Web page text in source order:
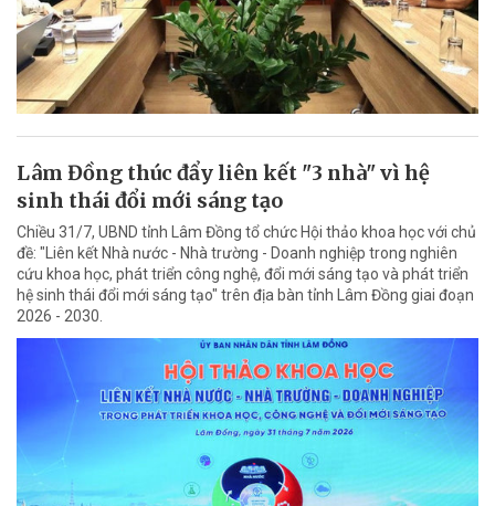
Lâm Đồng thúc đẩy liên kết "3 nhà" vì hệ
sinh thái đổi mới sáng tạo
Chiều 31/7, UBND tỉnh Lâm Đồng tổ chức Hội thảo khoa học với chủ
đề: "Liên kết Nhà nước - Nhà trường - Doanh nghiệp trong nghiên
cứu khoa học, phát triển công nghệ, đổi mới sáng tạo và phát triển
hệ sinh thái đổi mới sáng tạo" trên địa bàn tỉnh Lâm Đồng giai đoạn
2026 - 2030.